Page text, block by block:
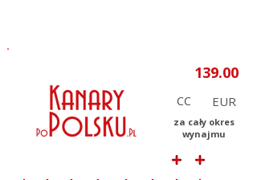
CC
za cały okres
wynajmu